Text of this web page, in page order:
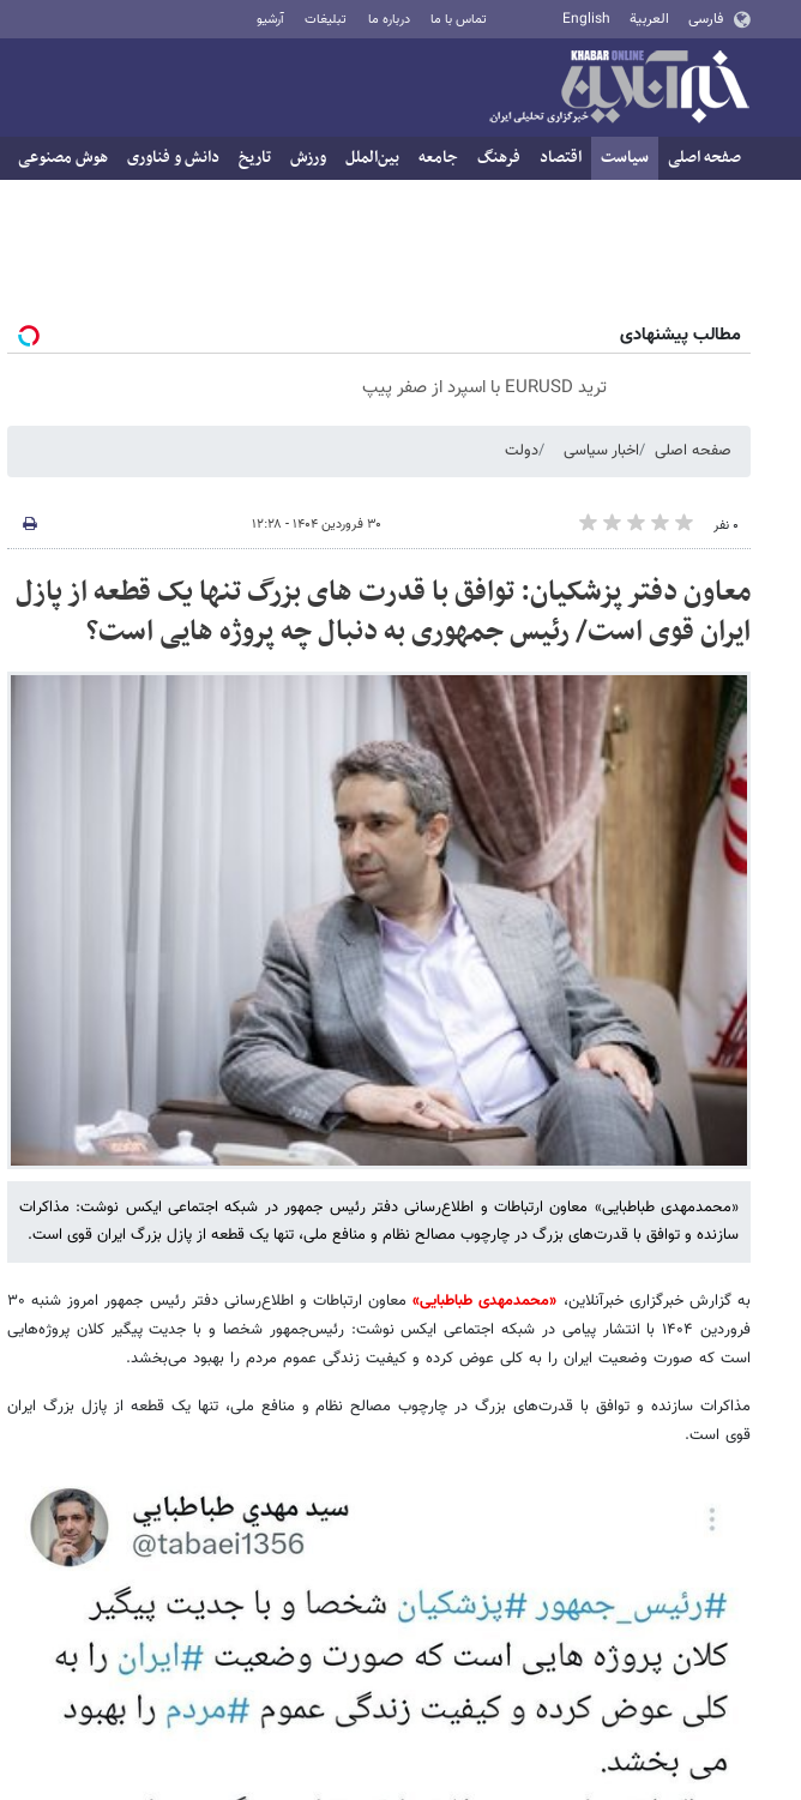
فارسی العربية English تماس با ما درباره ما تبلیغات آرشیو
صفحه اصلی سیاست اقتصاد فرهنگ جامعه بین‌الملل ورزش تاریخ دانش و فناوری هوش مصنوعی
مطالب پیشنهادی
ترید EURUSD با اسپرد از صفر پیپ
صفحه اصلی اخبار سیاسی دولت
۰ نفر ۳۰ فروردین ۱۴۰۴ - ۱۲:۲۸
معاون دفتر پزشکیان: توافق با قدرت های بزرگ تنها یک قطعه از پازل
ایران قوی است/ رئیس جمهوری به دنبال چه پروژه هایی است؟
«محمدمهدی طباطبایی» معاون ارتباطات و اطلاع‌رسانی دفتر رئیس جمهور در شبکه اجتماعی ایکس نوشت: مذاکرات
سازنده و توافق با قدرت‌های بزرگ در چارچوب مصالح نظام و منافع ملی، تنها یک قطعه از پازل بزرگ ‎ایران قوی است.
به گزارش خبرگزاری خبرآنلاین، «محمدمهدی طباطبایی»
معاون ارتباطات و اطلاع‌رسانی دفتر رئیس جمهور امروز شنبه ۳۰
فروردین ۱۴۰۴ با انتشار پیامی در شبکه اجتماعی ایکس نوشت: رئیس‌جمهور شخصا و با جدیت پیگیر کلان پروژه‌هایی
است که صورت وضعیت ‎ایران را به کلی عوض کرده و کیفیت زندگی عموم ‎مردم را بهبود می‌بخشد.
مذاکرات سازنده و توافق با قدرت‌های بزرگ در چارچوب مصالح نظام و منافع ملی، تنها یک قطعه از پازل بزرگ ‎ایران
قوی است.